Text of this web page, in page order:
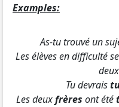
Examples:
As-tu trouvé un
Les élèves en difficulté
Tu devrais
Les deuxfrères ont été